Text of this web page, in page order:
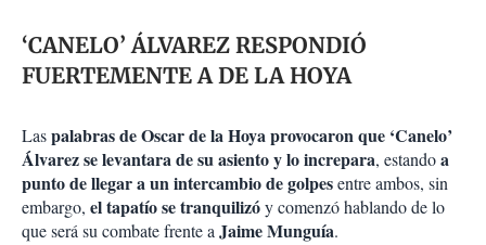
‘CANELO’ ÁLVAREZ RESPONDIÓ
FUERTEMENTE A DE LA HOYA
Laspalabras de Oscar de la Hoya provocaron que ‘Canelo’
Álvarez se levantara de su asiento y lo increpara, estandoa
punto de llegar a un intercambio de golpesentre ambos, sin
embargo, el tapatío se tranquilizóy comenzó hablando de lo
que será su combate frente aJaime Munguía.